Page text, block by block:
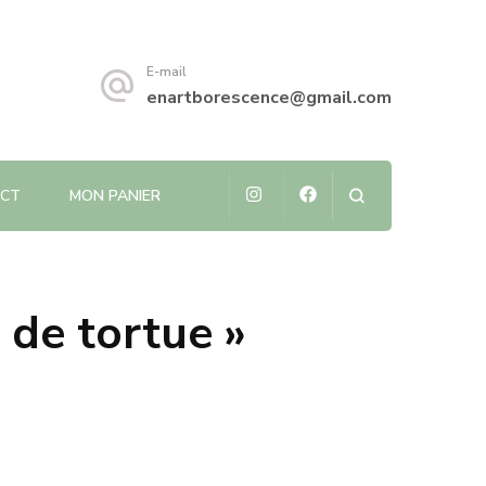
E-mail
enartborescence@gmail.com
MON PANIER
tortue »